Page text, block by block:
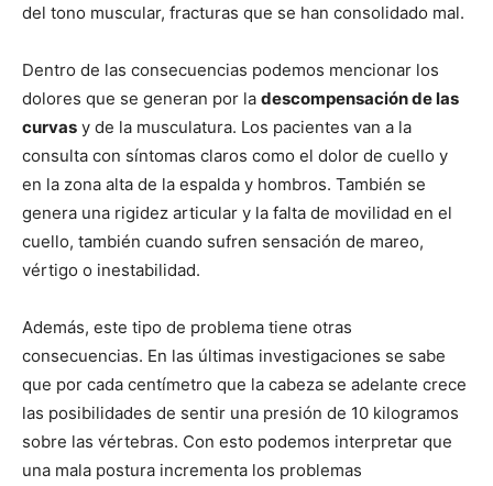
del tono muscular, fracturas que se han consolidado mal.
Dentro de las consecuencias podemos mencionar los
dolores que se generan por la descompensación de las
curvas y de la musculatura. Los pacientes van a la
consulta con síntomas claros como el dolor de cuello y
en la zona alta de la espalda y hombros. También se
genera una rigidez articular y la falta de movilidad en el
cuello, también cuando sufren sensación de mareo,
vértigo o inestabilidad.
Además, este tipo de problema tiene otras
consecuencias. En las últimas investigaciones se sabe
que por cada centímetro que la cabeza se adelante crece
las posibilidades de sentir una presión de 10 kilogramos
sobre las vértebras. Con esto podemos interpretar que
una mala postura incrementa los problemas